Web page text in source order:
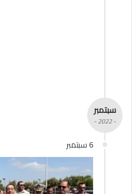
سبتمبر
- 2022 -
6 سبتمبر